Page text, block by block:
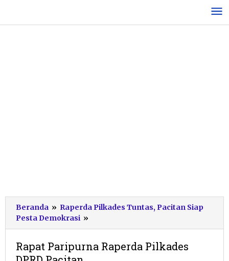
konten
Beranda » Raperda Pilkades Tuntas, Pacitan Siap
Pesta Demokrasi »
Paripurna
Pilkades
Rapat Paripurna Raperda Pilkades